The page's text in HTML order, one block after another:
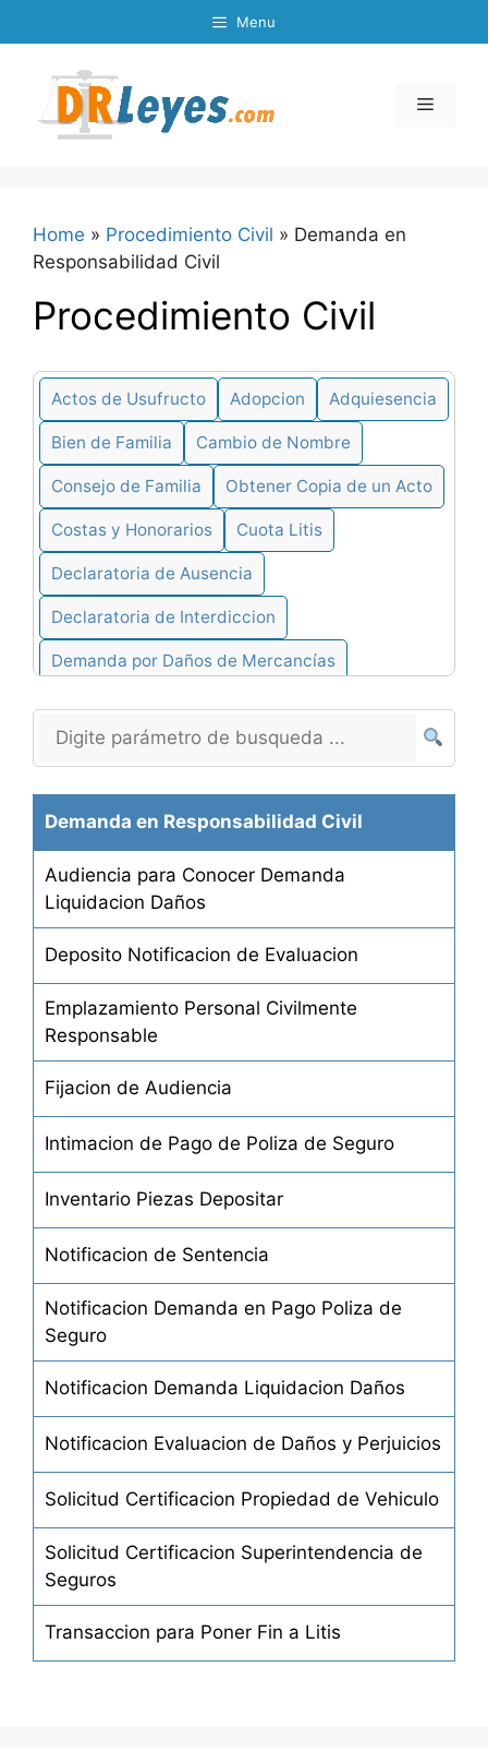
to
Menu
Menu
Home » Procedimiento Civil » Demanda en
Responsabilidad Civil
Procedimiento Civil
Actos de Usufructo Adopcion Adquiesencia
Bien de Familia Cambio de Nombre
Consejo de Familia Obtener Copia de un Acto
Costas y Honorarios Cuota Litis
Declaratoria de Ausencia
Declaratoria de Interdiccion
Demanda por Daños de Mercancías
Demanda en Cobro de Pesos
Denegacion de Actos
Desalojo de Alquiler por Falta de Pago
Desalojo de Alquileres
Desistimiento de Demandas
Desheredación de Hijos
Determinación de Herederos
Distracción de Muebles por Embargo Ejecutivo
Diversos Actos de Procedimiento Civil
Divorcio al Vapor
Divorcio por Mutuo Consentimiento
Ejecución de Prenda
Embargo Conservatorio Comercial
Embargo Conservatorio General
Embargo de Frutos no Cosechados
Embargo de Muebles en Lugares Alquilados
Embargo al Deudor Transeunte
Embargo Ejecutivo
Embargo por Hipoteca Judicial
Embargo Inmobiliario Abreviado
Embargo Inmobiliario Ordinario
Demanda en Responsabilidad Civil
Audiencia para Conocer Demanda
Liquidacion Daños
Deposito Notificacion de Evaluacion
Emplazamiento Personal Civilmente
Responsable
Fijacion de Audiencia
Intimacion de Pago de Poliza de Seguro
Inventario Piezas Depositar
Notificacion de Sentencia
Notificacion Demanda en Pago Poliza de
Seguro
Notificacion Demanda Liquidacion Daños
Notificacion Evaluacion de Daños y Perjuicios
Solicitud Certificacion Propiedad de Vehiculo
Solicitud Certificacion Superintendencia de
Seguros
Transaccion para Poner Fin a Litis